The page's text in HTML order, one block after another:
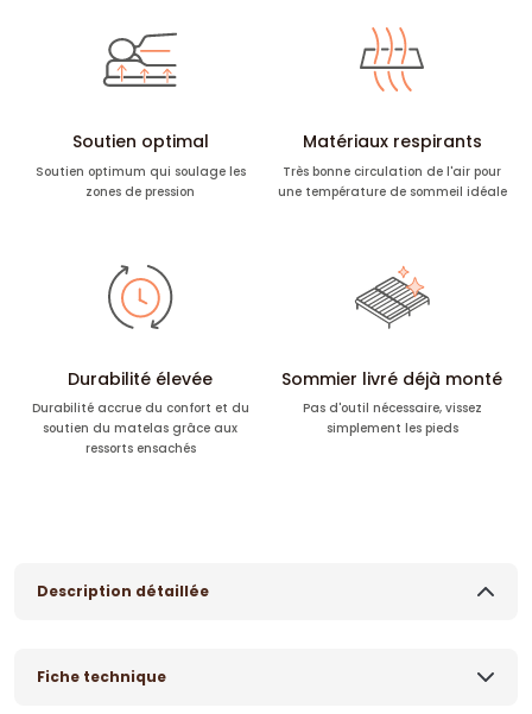
Soutien optimal
Soutien optimum qui soulage les
zones de pression
Matériaux respirants
Très bonne circulation de l'air pour
une température de sommeil idéale
Durabilité élevée
Durabilité accrue du confort et du
soutien du matelas grâce aux
ressorts ensachés
Sommier livré déjà monté
Pas d'outil nécessaire, vissez
simplement les pieds
Description détaillée
Fiche technique